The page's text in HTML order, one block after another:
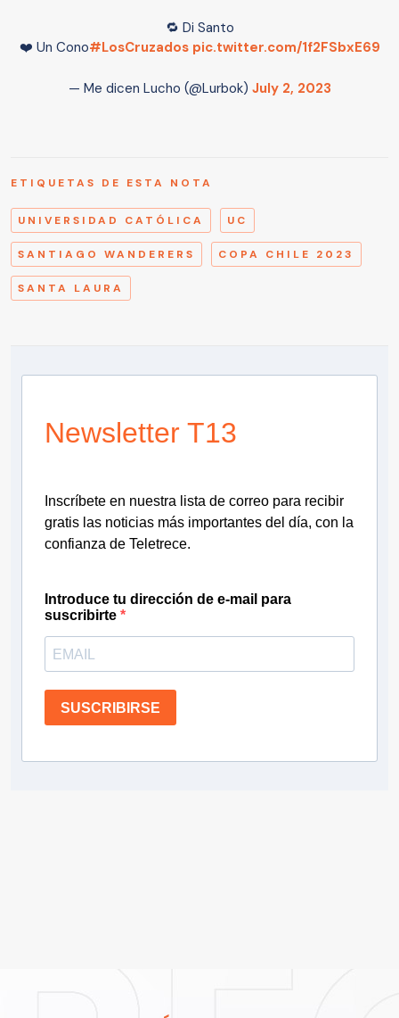
🔁 Di Santo
❤️ Un Cono#LosCruzados pic.twitter.com/1f2FSbxE69
— Me dicen Lucho (@Lurbok) July 2, 2023
ETIQUETAS DE ESTA NOTA
UNIVERSIDAD CATÓLICA UC
SANTIAGO WANDERERS COPA CHILE 2023
SANTA LAURA
Newsletter T13
Inscríbete en nuestra lista de correo para recibir
gratis las noticias más importantes del día, con la
confianza de Teletrece.
Introduce tu dirección de e-mail para
suscribirte
SUSCRIBIRSE